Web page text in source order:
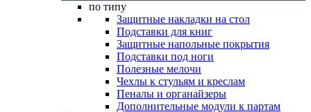
по типу
Защитные накладки на стол
Подставки для книг
Защитные напольные покрытия
Подставки под ноги
Полезные мелочи
Чехлы к стульям и креслам
Пеналы и органайзеры
Дополнительные модули к партам